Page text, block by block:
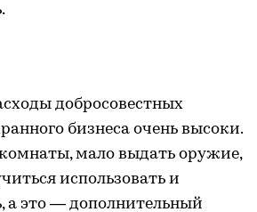
добросовестных
бизнеса очень высоки.
мало выдать оружие,
использовать и
а это — дополнительный